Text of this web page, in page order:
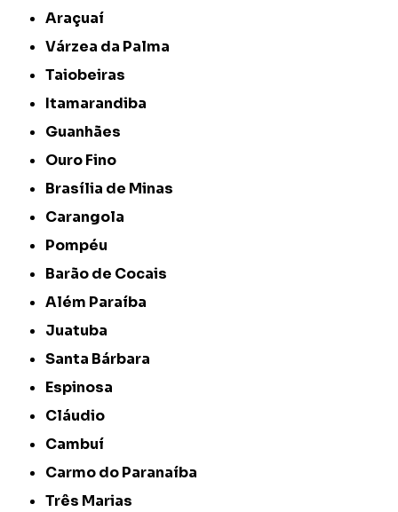
Araçuaí
Várzea da Palma
Taiobeiras
Itamarandiba
Guanhães
Ouro Fino
Brasília de Minas
Carangola
Pompéu
Barão de Cocais
Além Paraíba
Juatuba
Santa Bárbara
Espinosa
Cláudio
Cambuí
Carmo do Paranaíba
Três Marias